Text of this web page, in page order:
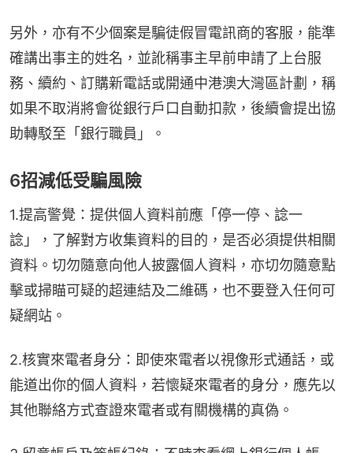
另外，亦有不少個案是騙徒假冒電訊商的客服，能準
確講出事主的姓名，並訛稱事主早前申請了上台服
務、續約、訂購新電話或開通中港澳大灣區計劃，稱
如果不取消將會從銀行戶口自動扣款，後續會提出協
助轉駁至「銀行職員」。
6招減低受騙風險
1.提高警覺：提供個人資料前應「停一停、諗一
諗」，了解對方收集資料的目的，是否必須提供相關
資料。切勿隨意向他人披露個人資料，亦切勿隨意點
擊或掃瞄可疑的超連結及二維碼，也不要登入任何可
疑網站。
2.核實來電者身分：即使來電者以視像形式通話，或
能道出你的個人資料，若懷疑來電者的身分，應先以
其他聯絡方式查證來電者或有關機構的真偽。